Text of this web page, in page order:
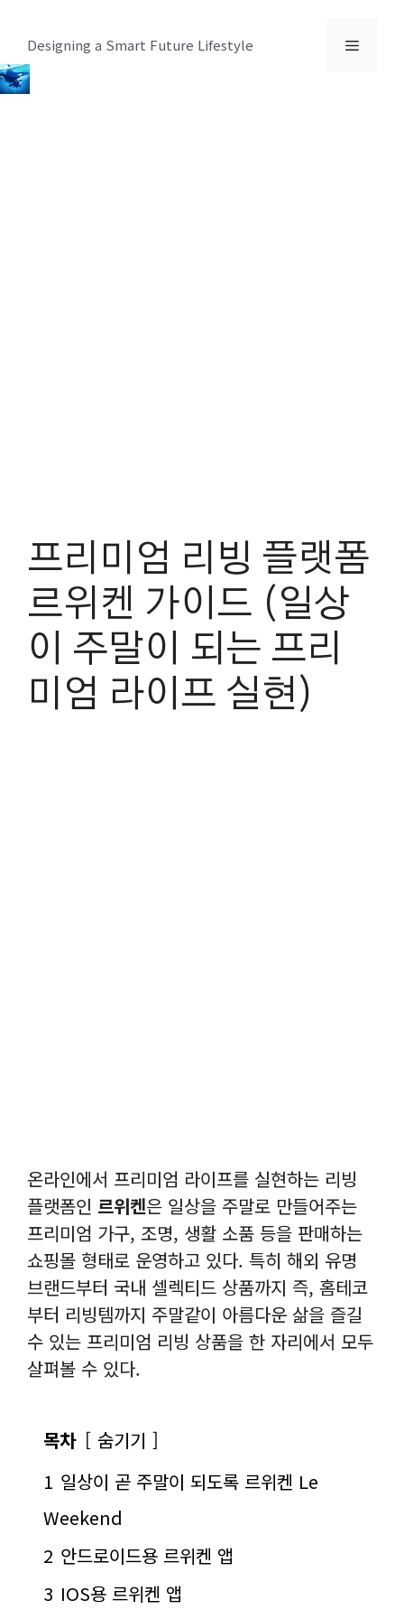
츠
로
Designing a Smart Future Lifestyle 메
프리미엄 리빙 플랫폼
르위켄 가이드 (일상
이 주말이 되는 프리
미엄 라이프 실현)
온라인에서 프리미엄 라이프를 실현하는 리빙
플랫폼인 르위켄은 일상을 주말로 만들어주는
프리미엄 가구, 조명, 생활 소품 등을 판매하는
쇼핑몰 형태로 운영하고 있다. 특히 해외 유명
브랜드부터 국내 셀렉티드 상품까지 즉, 홈테코
부터 리빙템까지 주말같이 아름다운 삶을 즐길
수 있는 프리미엄 리빙 상품을 한 자리에서 모두
살펴볼 수 있다.
목차
숨기기
1 일상이 곧 주말이 되도록 르위켄 Le
Weekend
2 안드로이드용 르위켄 앱
3 IOS용 르위켄 앱